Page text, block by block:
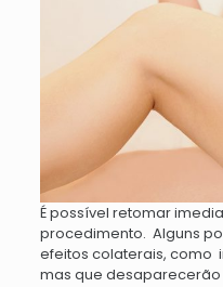
É possível retomar
procedimento. Alguns
efeitos colaterais, como
mas que